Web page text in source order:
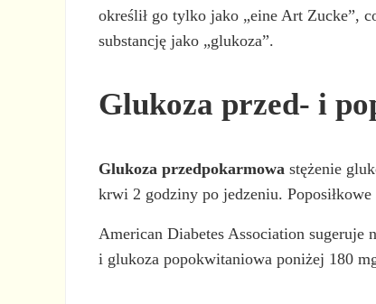
określił go tylko jako „eine Art Zucke”,
substancję jako „glukoza”.
Glukoza przed- i
Glukoza przedpokarmowa stężenie
krwi 2 godziny po jedzeniu.
American Diabetes Association
i glukoza popokwitaniowa poniżej 180